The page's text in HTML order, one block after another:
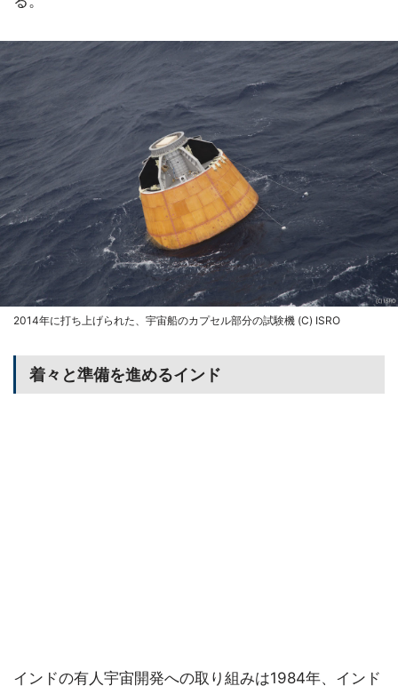
2014年に打ち上げられた、宇宙船のカプセル部分の試験機 (C) ISRO
着々と準備を進めるインド
インドの有人宇宙開発への取り組みは1984年、インド